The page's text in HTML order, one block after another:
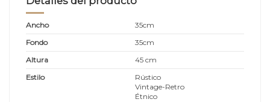
Ancho
35cm
Fondo
35cm
Altura
45 cm
Estilo
Rústico
Vintage-Retro
Étnico